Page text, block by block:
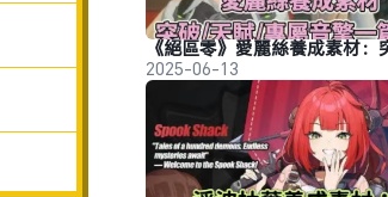
2025-06-13